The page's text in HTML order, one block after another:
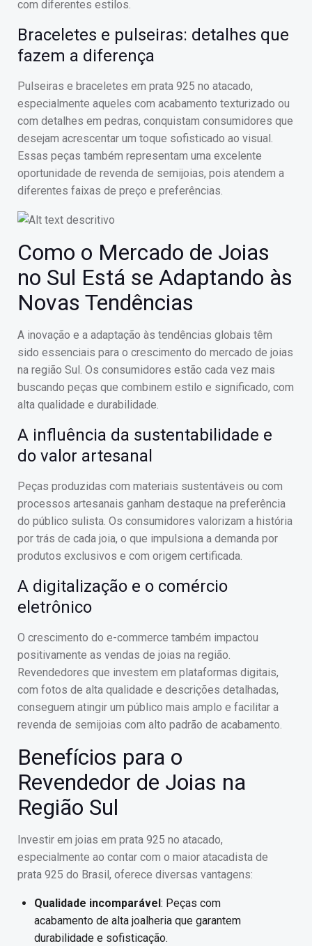
com diferentes estilos.
Braceletes e pulseiras: detalhes que
fazem a diferença
Pulseiras e braceletes em prata 925 no atacado,
especialmente aqueles com acabamento texturizado ou
com detalhes em pedras, conquistam consumidores que
desejam acrescentar um toque sofisticado ao visual.
Essas peças também representam uma excelente
oportunidade de revenda de semijoias, pois atendem a
diferentes faixas de preço e preferências.
Como o Mercado de Joias
no Sul Está se Adaptando às
Novas Tendências
A inovação e a adaptação às tendências globais têm
sido essenciais para o crescimento do mercado de joias
na região Sul. Os consumidores estão cada vez mais
buscando peças que combinem estilo e significado, com
alta qualidade e durabilidade.
A influência da sustentabilidade e
do valor artesanal
Peças produzidas com materiais sustentáveis ou com
processos artesanais ganham destaque na preferência
do público sulista. Os consumidores valorizam a história
por trás de cada joia, o que impulsiona a demanda por
produtos exclusivos e com origem certificada.
A digitalização e o comércio
eletrônico
O crescimento do e-commerce também impactou
positivamente as vendas de joias na região.
Revendedores que investem em plataformas digitais,
com fotos de alta qualidade e descrições detalhadas,
conseguem atingir um público mais amplo e facilitar a
revenda de semijoias com alto padrão de acabamento.
Benefícios para o
Revendedor de Joias na
Região Sul
Investir em joias em prata 925 no atacado,
especialmente ao contar com o maior atacadista de
prata 925 do Brasil, oferece diversas vantagens:
Qualidade incomparável : Peças com
acabamento de alta joalheria que garantem
durabilidade e sofisticação.